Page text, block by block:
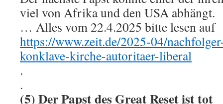
viel von Afrika und den USA abhängt.
… Alles vom 22.4.2025 bitte lesen auf
https://www.zeit.de/2025-04/
konklave-kirche-autoritaer-liberal
.
.
(5) Der Papst des Great Reset ist tot